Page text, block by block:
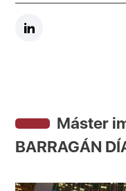
Máster
BARRAGÁN